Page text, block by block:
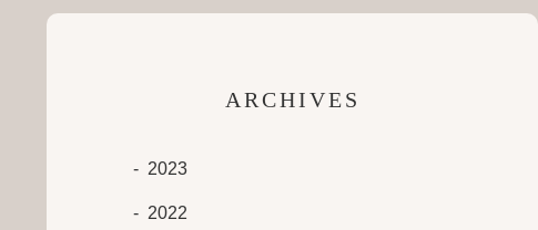
ARCHIVES
2023
2022